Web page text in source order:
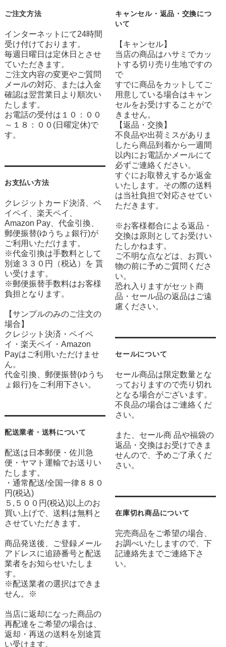
ご注文方法
インターネットにて24時間
受け付けております。
毎週日曜日は定休日とさせ
ていただきます。
ご注文内容の変更やご質問
メールの対応、または入金
確認は翌営業日より順次い
たします。
お電話の受付は１０：００
～１８：００(日曜定休)で
す。
お支払い方法
クレジットカード決済、ペ
イペイ、楽天ペイ、
Amazon Pay、代金引換、
郵便振替(ゆうちょ銀行)が
ご利用いただけます。
※代金引換は手数料として
別途３３０円（税込）を 貰
い受けます。
※郵便振替手数料はお客様
負担となります。
【サンプルのみのご注文の
場合】
クレジット決済・ペイペ
イ・楽天ペイ・Amazon
Payはご利用いただけませ
ん。
代金引換、郵便振替(ゆうち
ょ銀行)をご利用下さい。
配送業者・送料について
配送は日本郵便・佐川急
便・ヤマト運輸でお送りい
たします。
・通常配送/全国一律８８０
円(税込)
５,５００円(税込)以上のお
買い上げで、送料は無料と
させていただきます。
商品発送後、ご登録メール
アドレスに追跡番号と配送
業者をお知らせいたしま
す。
※配送業者の選択はできま
せん。※
当店に返却になった商品の
再配達をご希望の場合は、
返却・再送の送料を別途貰
い受けます。
キャンセル・返品・交換につ
いて
【キャンセル】
当店の商品はハサミでカッ
トする切り売り生地ですの
で
すでに商品をカットしてご
用意している場合はキャン
セルをお受けすることがで
きません。
【返品・交換】
不良品や出荷ミスがありま
したら商品到着から一週間
以内にお電話かメールにて
必ずご連絡ください。
すぐにお取替えするか返金
いたします。その際の送料
は当社負担で対応させてい
ただきます。
※お客様都合による返品・
交換は原則としてお受けい
たしかねます。
ご不明な点などは、お買い
物の前に予めご質問くださ
い。
恐れ入りますがセット商
品・セール品の返品はご遠
慮ください。
セールについて
セール商品は限定数量とな
っておりますので売り切れ
となる場合がございます。
不良品の場合はご連絡くだ
さい。
また、セール商 品や福袋の
返品・交換はお受けできま
せんので、予めご了承くだ
さい。
在庫切れ商品について
完売商品をご希望の場合、
お調べいたしますので、下
記連絡先までご連絡下さ
い。